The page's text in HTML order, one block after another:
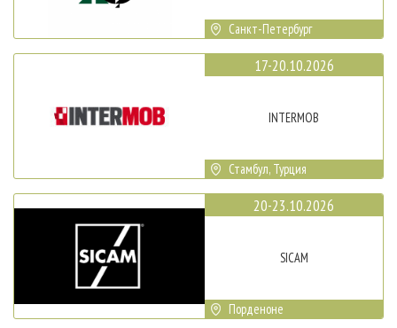
Санкт-Петербург
17-20.10.2026
INTERMOB
Стамбул, Турция
20-23.10.2026
SICAM
Порденоне